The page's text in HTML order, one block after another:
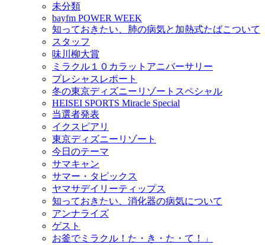
未分類
bayfm POWER WEEK
知っておきたい、肺の病気と加熱式たばこついて
スタッフ
味川柳大賞
ミラクル１０カラットアニバーサリー
プレシャスレポート
冬の東京ディズニーリゾートスペシャル
HEISEI SPORTS Miracle Special
当選者発表
イクスピアリ
東京ディズニーリゾート
今日のテーマ
サマキャン
サマー・タピックス
ヤマサデイリーティップス
知っておきたい、消化器の病気について
アンナライズ
ゲスト
お釜でミラクル！た・き・た・て！」